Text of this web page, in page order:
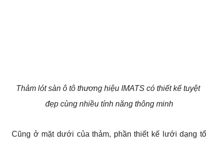
Thảm lót sàn ô tô thương hiệu IMATS có thiết kế tuyệt
đẹp cùng nhiều tính năng thông minh
Cũng ở mặt dưới của thảm, phần thiết kế lưới dạng tổ